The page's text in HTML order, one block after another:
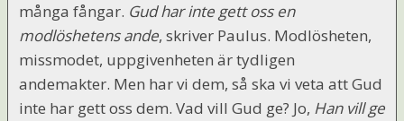
många fångar. Gud har inte gett oss en
modlöshetens ande, skriver Paulus. Modlösheten,
missmodet, uppgivenheten är tydligen
andemakter. Men har vi dem, så ska vi veta att Gud
inte har gett oss dem. Vad vill Gud ge? Jo, Han vill ge